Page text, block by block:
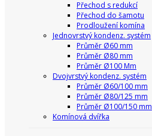
Přechod s redukcí
Přechod do šamotu
Prodloužení komína
Jednovrstvý kondenz. systém
Průměr Ø60 mm
Průměr Ø80 mm
Průměr Ø100 Mm
Dvojvrstvý kondenz. systém
Průměr Ø60/100 mm
Průměr Ø80/125 mm
Průměr Ø100/150 mm
Komínová dvířka